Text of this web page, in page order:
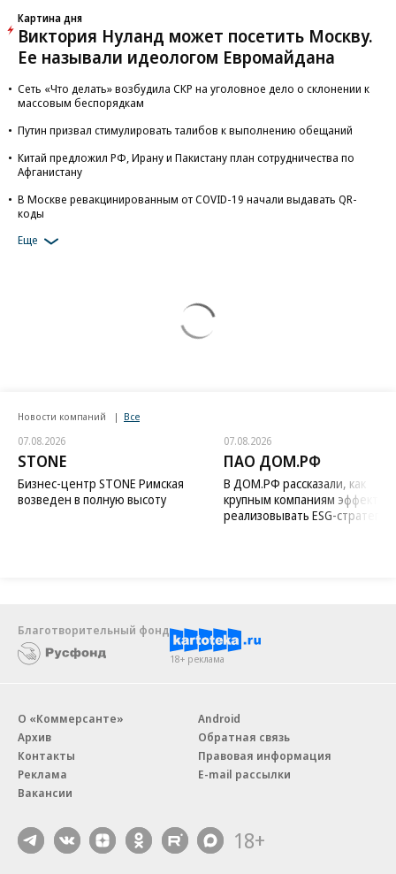
Картина дня
Виктория Нуланд может посетить Москву.
Ее называли идеологом Евромайдана
Сеть «Что делать» возбудила СКР на уголовное дело о склонении к
массовым беспорядкам
Путин призвал стимулировать талибов к выполнению обещаний
Китай предложил РФ, Ирану и Пакистану план сотрудничества по
Афганистану
В Москве ревакцинированным от COVID-19 начали выдавать QR-
коды
Еще
Новости компаний Все
07.08.2026
STONE
Бизнес-центр STONE Римская
возведен в полную высоту
07.08.2026
ПАО ДОМ.РФ
В ДОМ.РФ рассказали, как
крупным компаниям
реализовывать ESG-стратегию
Благотворительный фонд
18+ реклама
О «Коммерсанте»
Архив
Контакты
Реклама
Вакансии
Android
Обратная связь
Правовая информация
E-mail рассылки
18+